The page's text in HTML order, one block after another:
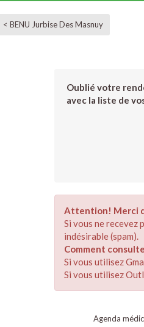
< BENU Jurbise Des Masnuy
Oublié votre
avec la liste de
Attention! Merci
Si vous ne recevez
indésirable (spam).
Comment
Si vous utilisez
Si vous utilisez
Agenda